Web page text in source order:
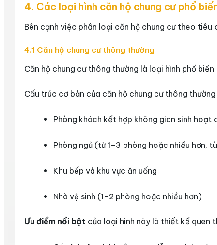
4. Các loại hình căn hộ chung cư phổ
Bên cạnh việc phân loại căn hộ chung cư theo
4.1 Căn hộ chung cư thông thường
Căn hộ chung cư thông thường là loại hình phổ
Cấu trúc cơ bản của căn hộ chung cư thông
Phòng khách kết hợp không gian sinh hoạt
Phòng ngủ (từ 1–3 phòng hoặc nhiều hơn,
Khu bếp và khu vực ăn uống
Nhà vệ sinh (1–2 phòng hoặc nhiều hơn)
Ưu điểm nổi bật của loại hình này là thiết kế quen